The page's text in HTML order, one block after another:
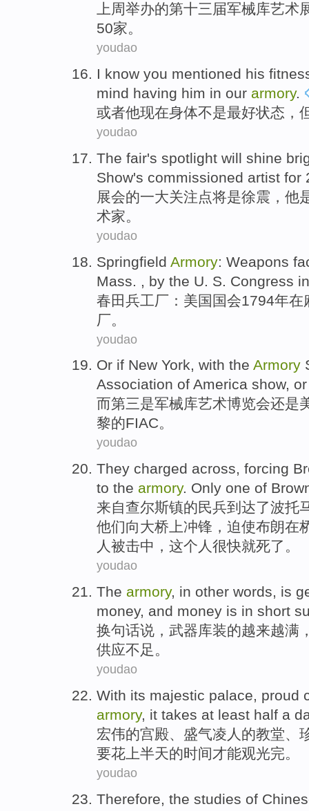
上周举办的第十三届军械库艺术
50家。
youdao
I know you mentioned his
mind having him in our armory.
或者他现在身体不是最好状态，
youdao
The fair's spotlight will shine
Show's commissioned artist for
展会的一大关注点将是徐震 ，他
术家。
youdao
Springfield Armory: Weapons
Mass. , by the U. S. Congress
春田兵工厂 ： 美国国会1794年在
厂。
youdao
Or if New York, with the Armory
Association of America show, or
而第三是军械库艺术博览会还是
黎的FIAC。
youdao
They charged across, forcing
to the armory. Only one of
来自查尔斯镇的民兵到达了波托
他们向大桥上冲锋 ， 迫使布朗在
人 被击中，这个人很快就死了。
youdao
The armory, in other words, is
money, and money is in short
换句话说， 武器库装的越来越满
供应不足 。
youdao
With its majestic palace, proud
armory, it takes at least half a
宏伟的宫殿、盛气凌人的教堂、
要花上半天的时间才能观光完。
youdao
Therefore, the studies of